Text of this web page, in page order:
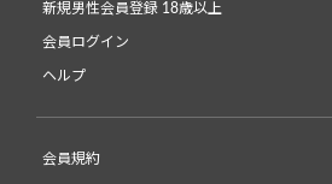
新規男性会員登録 18歳以上
会員ログイン
ヘルプ
会員規約